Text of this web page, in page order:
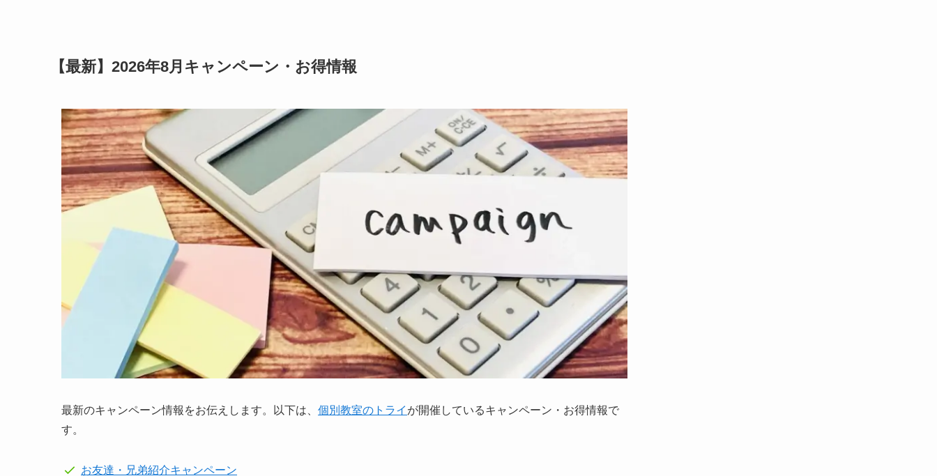
【最新】2026年8月キャンペーン・お得情報
最新のキャンペーン情報をお伝えします。以下は、 個別教室のトライ が開催しているキャンペーン・お得情報で
す。
お友達・兄弟紹介キャンペーン